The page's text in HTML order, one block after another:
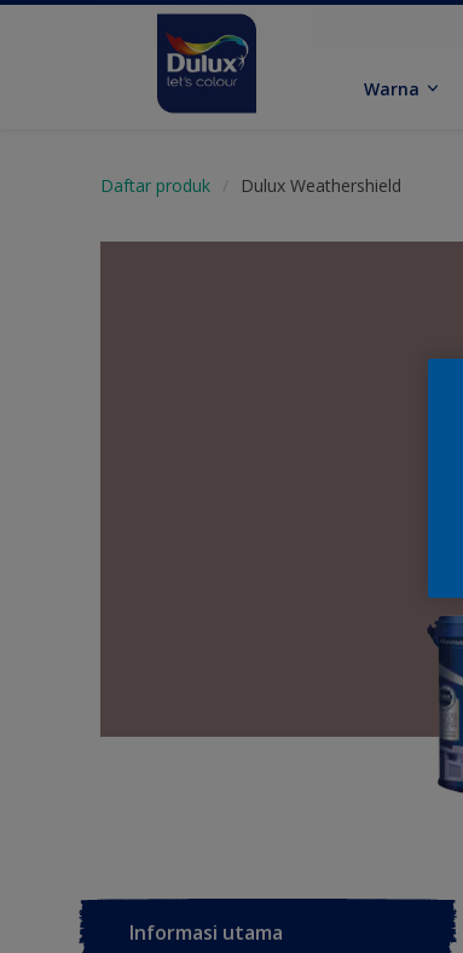
Warna
Daftar produk Dulux Weathershield
Informasi utama